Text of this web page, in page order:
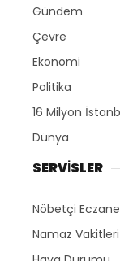
Gündem
Çevre
Ekonomi
Politika
16 Milyon
Dünya
SERVİSLER
Nöbetçi
Namaz Vakitleri